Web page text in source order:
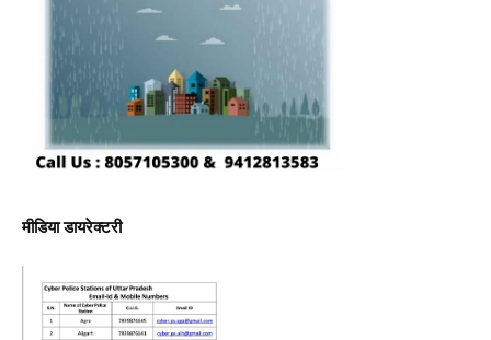
मीडिया डायरेक्टरी